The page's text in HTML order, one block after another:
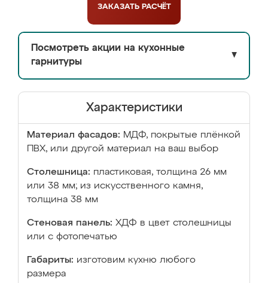
ЗАКАЗАТЬ РАСЧЁТ
Посмотреть акции на кухонные
гарнитуры
▼
Характеристики
Материал фасадов: МДФ, покрытые плёнкой
ПВХ, или другой материал на ваш выбор
Столешница: пластиковая, толщина 26 мм
или 38 мм; из искусственного камня,
толщина 38 мм
Стеновая панель: ХДФ в цвет столешницы
или с фотопечатью
Габариты: изготовим кухню любого
размера